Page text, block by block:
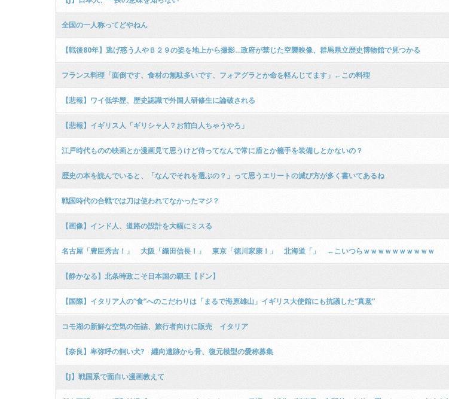
全国の一人称ってどやねん
【戦後80年】逃げ惑う人やＢ２９の姿を地上から撮影…政府が禁じた空襲映像、群馬県立歴史博物館で見つかる
フランス料理「面倒です、食材の無駄多いです、フォアグラとか命を軽んじてます」←この料理
【悲報】ワイ低学歴、歴史認識で外国人研修生に論破される
【悲報】イギリス人「ギリシャ人？お前白人ちゃうやろ」
江戸時代ものの映画とか漫画見て思うけど侍ってなんで常に盾とか籠手を装備しとかないの？
歴史の本を読んでいると、「なんでそれを選ぶの？」って思うエリートの滅び方が多く書いてあるね
戦国時代の合戦では刀は使われてなかったマジ？
【画像】インド人、道路の設計を大幅にミスる
名古屋「豊臣秀吉！」 大阪「織田信長！」 東京「徳川家康！」 北海道「」 ←こいつらｗｗｗｗｗｗｗｗｗｗ
【静かなる】北条時政こそ日本国の覇王【ドン】
【国際】イタリア人の“食”へのこだわりは「まるで海原雄山」イギリス大使館にも抗議した“真意”
コモ湖の新鮮な空気の缶詰、旅行者向けに販売 イタリア
【奈良】卑弥呼の飼い犬? 纒向遺跡から骨、復元模型の愛称募集
【J】戦国系で面白い漫画教えて